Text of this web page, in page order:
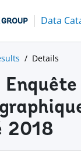
Data
Details
2018